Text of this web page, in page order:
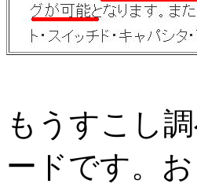
もうすこし
ードです。